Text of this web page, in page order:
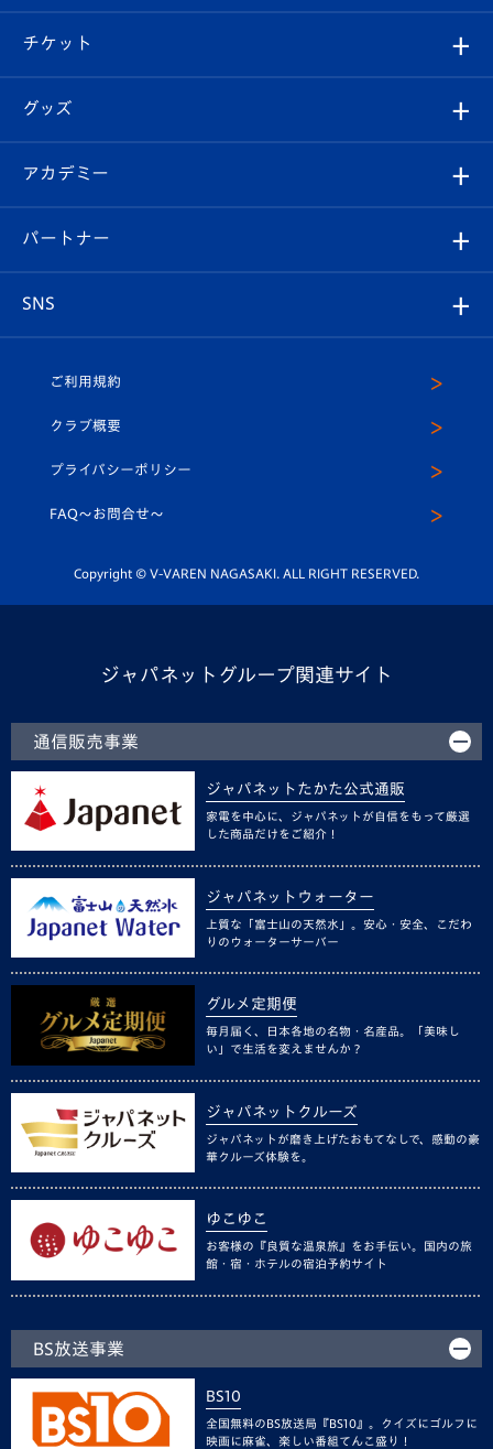
試合情報
チケット
イベント
メディア
ホームタウン
クラブ概要
エンブレム紹介
スタッフプロフィール
マスコット紹介
平和祈念活動
ホームタウン活動
はじめての観戦ガイド
Revive Team
ヴィヴィくんの長崎おもてなしガイド
試合日程/結果
フォトギャラリー
スタジアムグルメ
チケット
チケット
V-LOVERS（ファンクラブ）
プレイヤーズスイート
グッズ
オンラインショップ
店舗情報
アカデミー
育成からのお知らせ
U-18
スクール
パートナー
SNS
ヴィヴィくんインスタグラム
公式LINE＠
ご利用規約
クラブ概要
プライバシーポリシー
FAQ〜お問合せ〜
Copyright © V-VAREN NAGASAKI. ALL RIGHT RESERVED.
ジャパネットグループ関連サイト
通信販売事業
ジャパネットたかた公式通販
家電を中心に、ジャパネットが自信をもって厳選
した商品だけをご紹介！
ジャパネットウォーター
上質な「富士山の天然水」。安心・安全、こだわ
りのウォーターサーバー
グルメ定期便
毎月届く、日本各地の名物・名産品。「美味し
い」で生活を変えませんか？
ジャパネットクルーズ
ジャパネットが磨き上げたおもてなしで、感動の豪
華クルーズ体験を。
ゆこゆこ
お客様の『良質な温泉旅』をお手伝い。国内の旅
館・宿・ホテルの宿泊予約サイト
BS放送事業
BS10
全国無料のBS放送局『BS10』。クイズにゴルフに
映画に麻雀、楽しい番組てんこ盛り！